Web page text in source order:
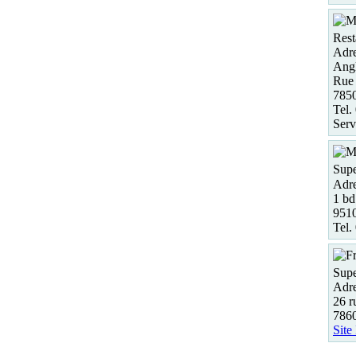
Tel.
1
Tel.
26
Site